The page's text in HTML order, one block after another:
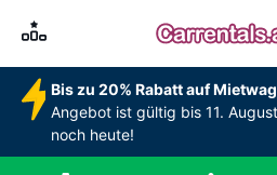
Bis zu 20% Rabatt auf
Angebot ist gültig bis 11.
noch heute!